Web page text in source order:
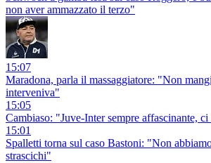
non aver ammazzato il terzo"
15:07
Maradona, parla il massaggiatore: "Non
interveniva"
15:05
Cambiaso: "Juve-Inter sempre affascinante, ci
15:01
Spalletti torna sul caso Bastoni: "Non
strascichi"